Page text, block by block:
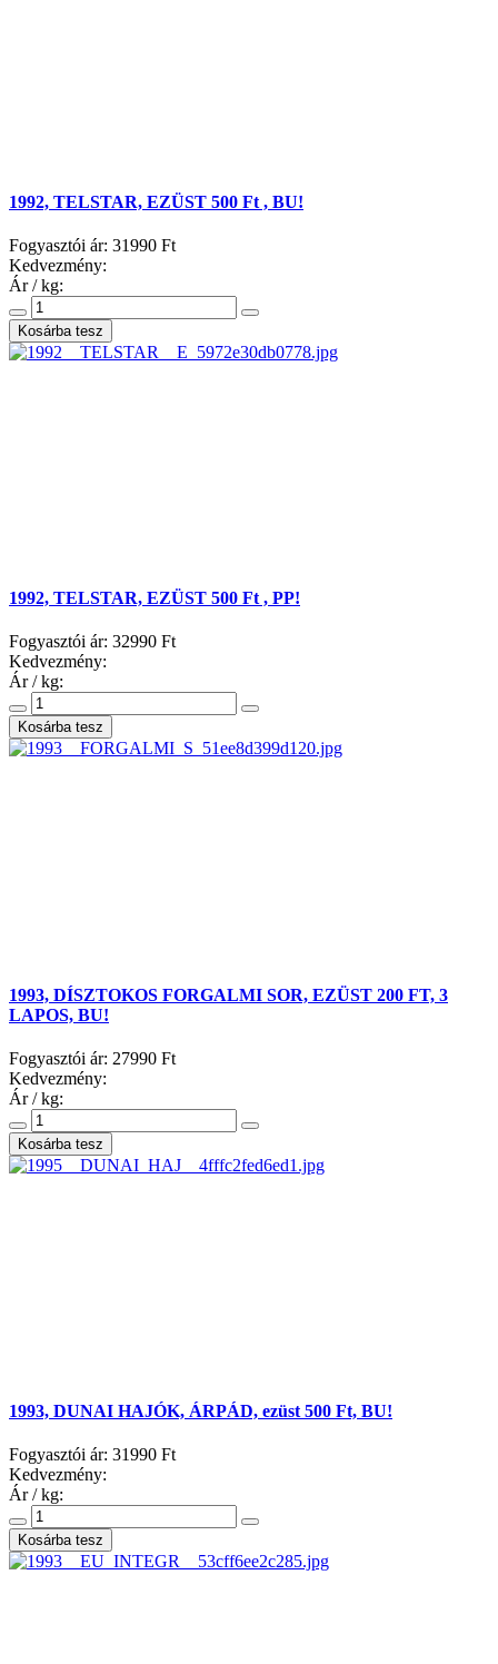
1992, TELSTAR, EZÜST 500 Ft , BU!
Fogyasztói ár: 31990 Ft
Kedvezmény:
Ár / kg:
1992, TELSTAR, EZÜST 500 Ft , PP!
Fogyasztói ár: 32990 Ft
Kedvezmény:
Ár / kg:
1993, DÍSZTOKOS FORGALMI SOR, EZÜST 200 FT, 3
LAPOS, BU!
Fogyasztói ár: 27990 Ft
Kedvezmény:
Ár / kg:
1993, DUNAI HAJÓK, ÁRPÁD, ezüst 500 Ft, BU!
Fogyasztói ár: 31990 Ft
Kedvezmény:
Ár / kg: